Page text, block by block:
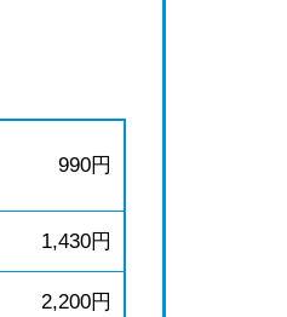
990円
1,430円
2,200円